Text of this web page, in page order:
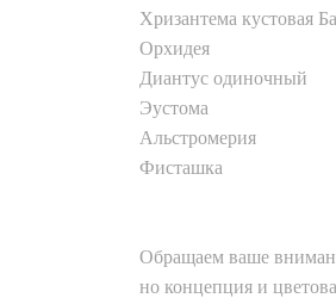
Хризантема кустовая
Орхидея
Диантус одиночный
Эустома
Альстромерия
Фисташка
Обращаем ваше
но концепция и